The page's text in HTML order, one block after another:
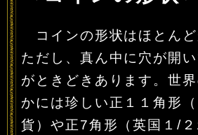
コインの形状はほとんど
ただし、真ん中に穴が開
がときどきあります。世
かには珍しい正１１角形
貨）や正7角形（英国１/２